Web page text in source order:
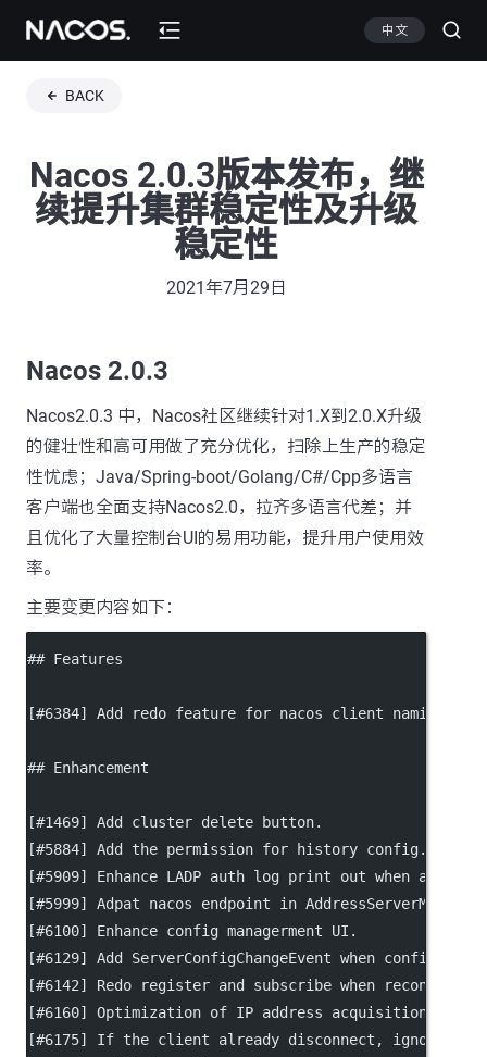
中文
BACK
Nacos 2.0.3版本发布，继
续提升集群稳定性及升级
稳定性
2021年7月29日
Nacos 2.0.3
Nacos2.0.3 中，Nacos社区继续针对1.X到2.0.X升级
的健壮性和高可用做了充分优化，扫除上生产的稳定
性忧虑；Java/Spring-boot/Golang/C#/Cpp多语言
客户端也全面支持Nacos2.0，拉齐多语言代差；并
且优化了大量控制台UI的易用功能，提升用户使用效
率。
主要变更内容如下：
## Features
[#6384] Add redo feature for nacos client naming.
## Enhancement
[#1469] Add cluster delete button.
[#5884] Add the permission for history config.
[#5909] Enhance LADP auth log print out when auth
[#5999] Adpat nacos endpoint in
[#6100] Enhance config managerment UI.
[#6129] Add ServerConfigChangeEvent when config file
[#6142] Redo register and subscribe when
[#6160] Optimization of IP address acquisition
[#6175] If the client already disconnect, ignore this